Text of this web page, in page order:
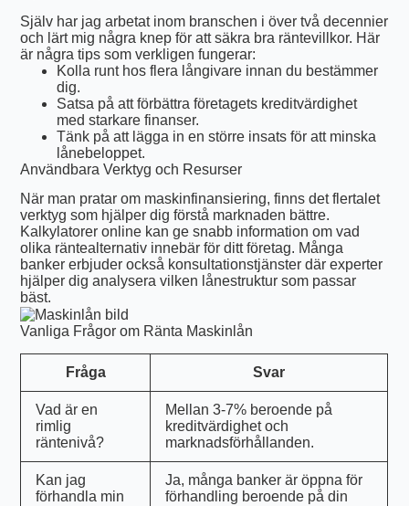
Själv har jag arbetat inom branschen i över två decennier
och lärt mig några knep för att säkra bra räntevillkor. Här
är några tips som verkligen fungerar:
Kolla runt hos flera långivare innan du bestämmer
dig.
Satsa på att förbättra företagets kreditvärdighet
med starkare finanser.
Tänk på att lägga in en större insats för att minska
lånebeloppet.
Användbara Verktyg och Resurser
När man pratar om maskinfinansiering, finns det flertalet
verktyg som hjälper dig förstå marknaden bättre.
Kalkylatorer online kan ge snabb information om vad
olika räntealternativ innebär för ditt företag. Många
banker erbjuder också konsultationstjänster där experter
hjälper dig analysera vilken lånestruktur som passar
bäst.
Vanliga Frågor om Ränta Maskinlån
Fråga Svar
Vad är en
rimlig
räntenivå?
Mellan 3-7% beroende på
kreditvärdighet och
marknadsförhållanden.
Kan jag
förhandla min
Ja, många banker är öppna för
förhandling beroende på din